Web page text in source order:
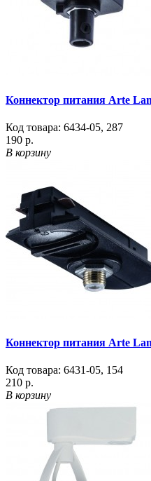
Коннектор питания Arte
Код товара: 6434-05, 287
190 р.
В корзину
Коннектор питания Arte
Код товара: 6431-05, 154
210 р.
В корзину